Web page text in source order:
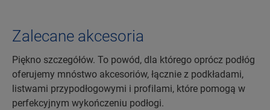
Zalecane akcesoria
Piękno szczegółów. To powód, dla którego oprócz podłóg
oferujemy mnóstwo akcesoriów, łącznie z podkładami,
listwami przypodłogowymi i profilami, które pomogą w
perfekcyjnym wykończeniu podłogi.